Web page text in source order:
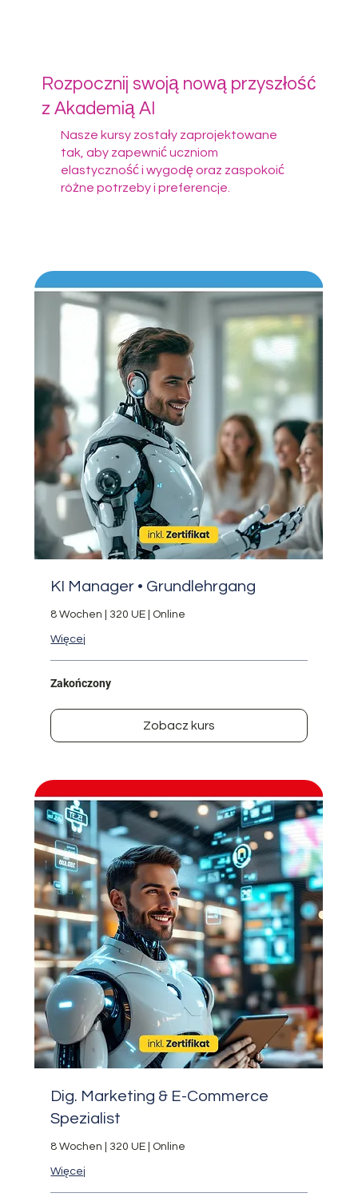
Rozpocznij swoją nową przyszłość
z Akademią AI
Nasze kursy zostały zaprojektowane
tak, aby zapewnić uczniom
elastyczność i wygodę oraz zaspokoić
różne potrzeby i preferencje.
KI Manager • Grundlehrgang
8 Wochen | 320 UE | Online
Więcej
Zakończony
Zobacz kurs
Dig. Marketing & E-Commerce
Spezialist
8 Wochen | 320 UE | Online
Więcej